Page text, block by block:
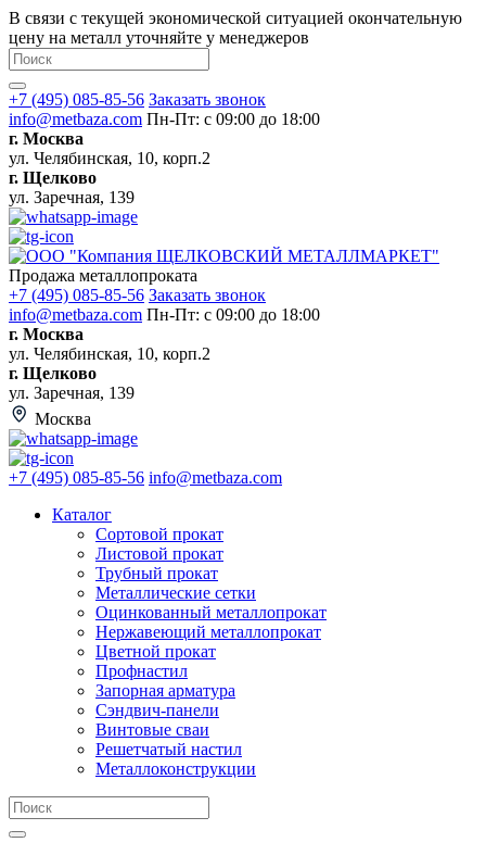
В связи с текущей экономической ситуацией окончательную
цену на металл уточняйте у менеджеров
+7 (495) 085-85-56 Заказать звонок
info@metbaza.com Пн-Пт: с 09:00 до 18:00
г. Москва
ул. Челябинская, 10, корп.2
г. Щелково
ул. Заречная, 139
Продажа металлопроката
+7 (495) 085-85-56 Заказать звонок
info@metbaza.com Пн-Пт: с 09:00 до 18:00
г. Москва
ул. Челябинская, 10, корп.2
г. Щелково
ул. Заречная, 139
Москва
+7 (495) 085-85-56 info@metbaza.com
Каталог
Сортовой прокат
Листовой прокат
Трубный прокат
Металлические сетки
Оцинкованный металлопрокат
Нержавеющий металлопрокат
Цветной прокат
Профнастил
Запорная арматура
Сэндвич-панели
Винтовые сваи
Решетчатый настил
Металлоконструкции